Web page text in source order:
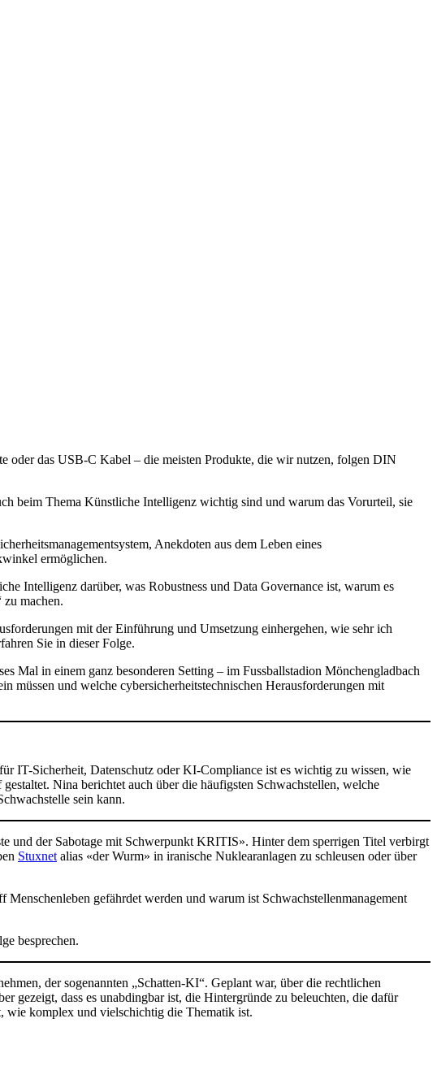
oder das USB-C Kabel – die meisten Produkte, die wir nutzen, folgen DIN
beim Thema Künstliche Intelligenz wichtig sind und warum das Vorurteil, sie
Anekdoten aus dem Leben eines
ermöglichen.
Intelligenz darüber, was Robustness und Data Governance ist, warum es
machen.
mit der Einführung und Umsetzung einhergehen, wie sehr ich
Sie in dieser Folge.
Mal in einem ganz besonderen Setting – im Fussballstadion Mönchengladbach
müssen und welche cybersicherheitstechnischen Herausforderungen mit
IT-Sicherheit, Datenschutz oder KI-Compliance ist es wichtig zu wissen, wie
Nina berichtet auch über die häufigsten Schwachstellen, welche
sein kann.
und der Sabotage mit Schwerpunkt KRITIS». Hinter dem sperrigen Titel verbirgt
Stuxnet alias «der Wurm» in iranische Nuklearanlagen zu schleusen oder über
gefährdet werden und warum ist Schwachstellenmanagement
besprechen.
der sogenannten „Schatten-KI“. Geplant war, über die rechtlichen
gezeigt, dass es unabdingbar ist, die Hintergründe zu beleuchten, die dafür
wie komplex und vielschichtig die Thematik ist.